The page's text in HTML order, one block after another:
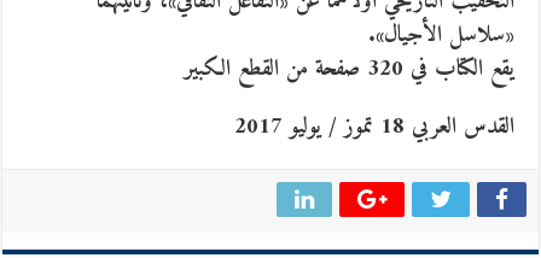
«سلاسل الأجيال».
يقع الكتاب في 320 صفحة من القطع الكبير
القدس العربي 18 تموز / يوليو 2017